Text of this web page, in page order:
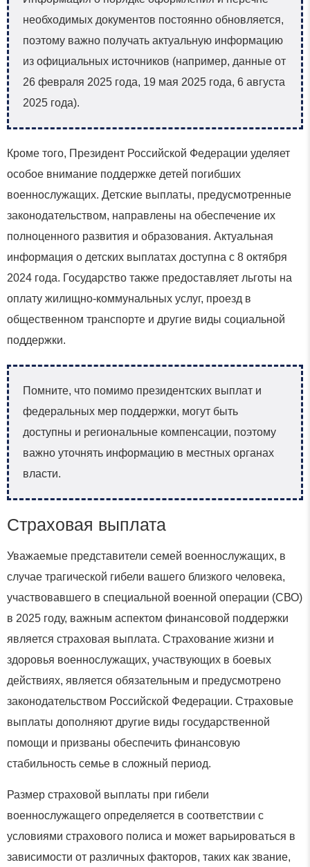
необходимых документов постоянно обновляется,
поэтому важно получать актуальную информацию
из официальных источников (например, данные от
26 февраля 2025 года, 19 мая 2025 года, 6 августа
2025 года).
Кроме того, Президент Российской Федерации уделяет
особое внимание поддержке детей погибших
военнослужащих. Детские выплаты, предусмотренные
законодательством, направлены на обеспечение их
полноценного развития и образования. Актуальная
информация о детских выплатах доступна с 8 октября
2024 года. Государство также предоставляет льготы на
оплату жилищно-коммунальных услуг, проезд в
общественном транспорте и другие виды социальной
поддержки.
Помните, что помимо президентских выплат и
федеральных мер поддержки, могут быть
доступны и региональные компенсации, поэтому
важно уточнять информацию в местных органах
власти.
Страховая выплата
Уважаемые представители семей военнослужащих, в
случае трагической гибели вашего близкого человека,
участвовавшего в специальной военной операции (СВО)
в 2025 году, важным аспектом финансовой поддержки
является страховая выплата. Страхование жизни и
здоровья военнослужащих, участвующих в боевых
действиях, является обязательным и предусмотрено
законодательством Российской Федерации. Страховые
выплаты дополняют другие виды государственной
помощи и призваны обеспечить финансовую
стабильность семье в сложный период.
Размер страховой выплаты при гибели
военнослужащего определяется в соответствии с
условиями страхового полиса и может варьироваться в
зависимости от различных факторов, таких как звание,